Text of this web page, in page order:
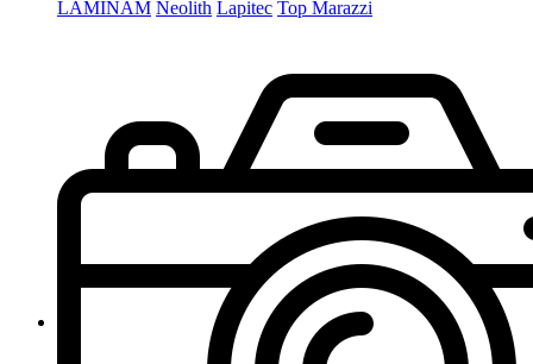
LAMINAM Neolith Lapitec Top Marazzi